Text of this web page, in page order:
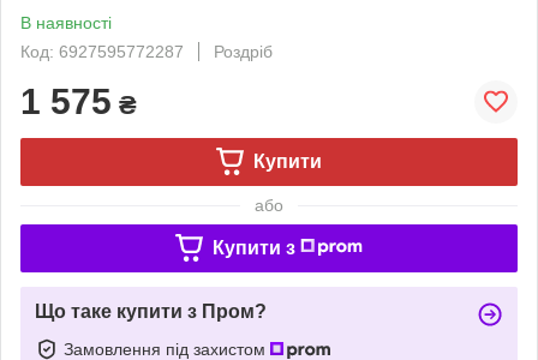
В наявності
Код: 6927595772287
Роздріб
1 575 ₴
Купити
або
Купити з
Що таке купити з Пром?
Замовлення під захистом